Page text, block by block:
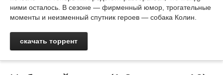
ними осталось. В сезоне — фирменный юмор, трогательные
моменты и неизменный спутник героев — собака Колин.
скачать торрент